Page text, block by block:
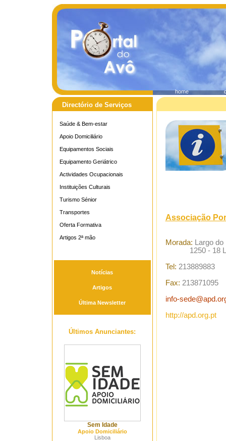
home
Directório de Serviços
Saúde & Bem-estar
Apoio Domiciliário
Equipamentos Sociais
Equipamento Geriátrico
Actividades Ocupacionais
Instituições Culturais
Turismo Sénior
Transportes
Oferta Formativa
Artigos 2ª mão
Notícias
Artigos
Última Newsletter
Últimos Anunciantes:
Sem Idade
Apoio Domiciliário
Lisboa
Associação
Morada:
Largo
1250 - 18
Tel: 213889883
Fax: 213871095
info-
http://apd.org.pt